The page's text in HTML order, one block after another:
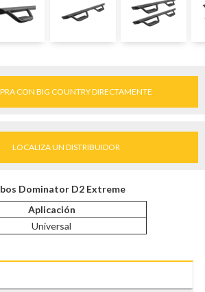
CON BIG COUNTRY DIRECTAMENTE
LOCALIZA UN DISTRIBUIDOR
Dominator D2 Extreme
Aplicación
Universal